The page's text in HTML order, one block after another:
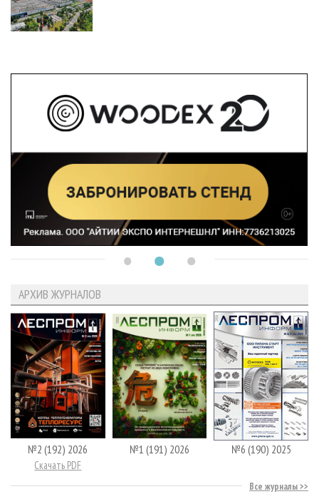
АРХИВ ЖУРНАЛОВ
№2 (192) 2026
Скачать PDF
№1 (191) 2026 №6 (190) 2025
Все журналы